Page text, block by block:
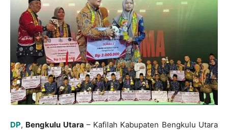
DP, Bengkulu Utara – Kafilah Kabupaten Bengkulu Utara